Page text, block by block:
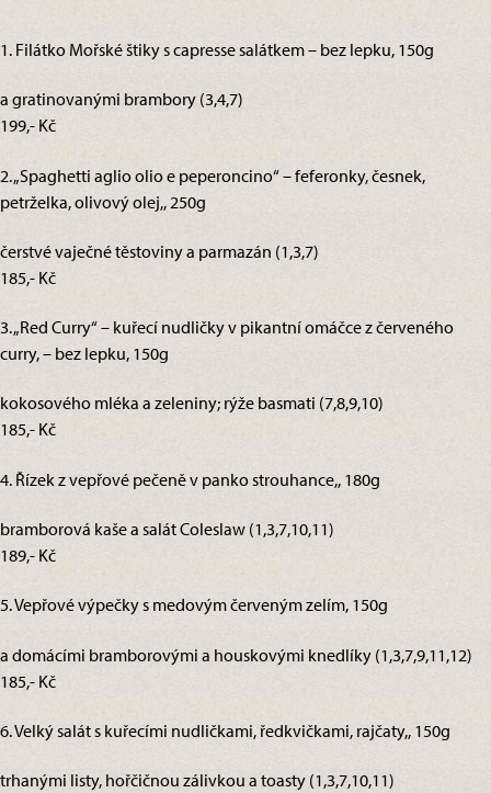
1. Filátko Mořské štiky s capresse salátkem – bez lepku, 150g
a gratinovanými brambory (3,4,7)
199,- Kč
2. „Spaghetti aglio olio e peperoncino“ – feferonky, česnek,
petrželka, olivový olej,, 250g
čerstvé vaječné těstoviny a parmazán (1,3,7)
185,- Kč
3. „Red Curry“ – kuřecí nudličky v pikantní omáčce z červeného
curry, – bez lepku, 150g
kokosového mléka a zeleniny; rýže basmati (7,8,9,10)
185,- Kč
4. Řízek z vepřové pečeně v panko strouhance,, 180g
bramborová kaše a salát Coleslaw (1,3,7,10,11)
189,- Kč
5. Vepřové výpečky s medovým červeným zelím, 150g
a domácími bramborovými a houskovými knedlíky (1,3,7,9,11,12)
185,- Kč
6. Velký salát s kuřecími nudličkami, ředkvičkami, rajčaty,, 150g
trhanými listy, hořčičnou zálivkou a toasty (1,3,7,10,11)